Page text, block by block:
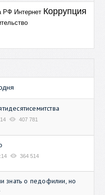
РФ Интернет Коррупция
407 781
364 514
знать о педофилии, но